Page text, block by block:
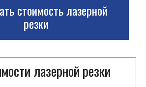
стоимость лазерной
резки
лазерной резки